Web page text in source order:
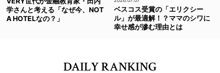
学さんと考える「なぜ今、NOT
A HOTELなの？」
ベスコス受賞の「エリクシー
ル」が最適解！？ママのシワに
幸せ感が滲む理由とは
DAILY RANKING